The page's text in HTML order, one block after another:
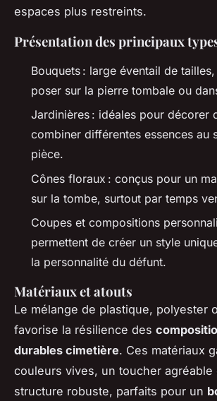
espaces plus restreints.
Présentation des principaux
Bouquets : large éventail de
poser sur la pierre tombale ou
Jardinières : idéales pour décorer
combiner différentes essences au
pièce.
Cônes floraux : conçus pour un
sur la tombe, surtout par temps
Coupes et compositions
permettent de créer un style
la personnalité du défunt.
Matériaux et atouts
Le mélange de plastique, polyester
favorise la résilience des
durables cimetière. Ces matériaux
couleurs vives, un toucher agréable
structure robuste, parfaits pour un